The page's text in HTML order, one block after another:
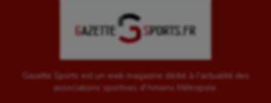
Gazette Sports est un web magazine dédié à l'actualité des
associations sportives d'Amiens Métropole.